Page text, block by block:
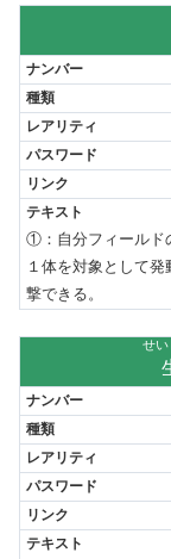
①：自分フィールド
１体を対象として
撃できる。
せい